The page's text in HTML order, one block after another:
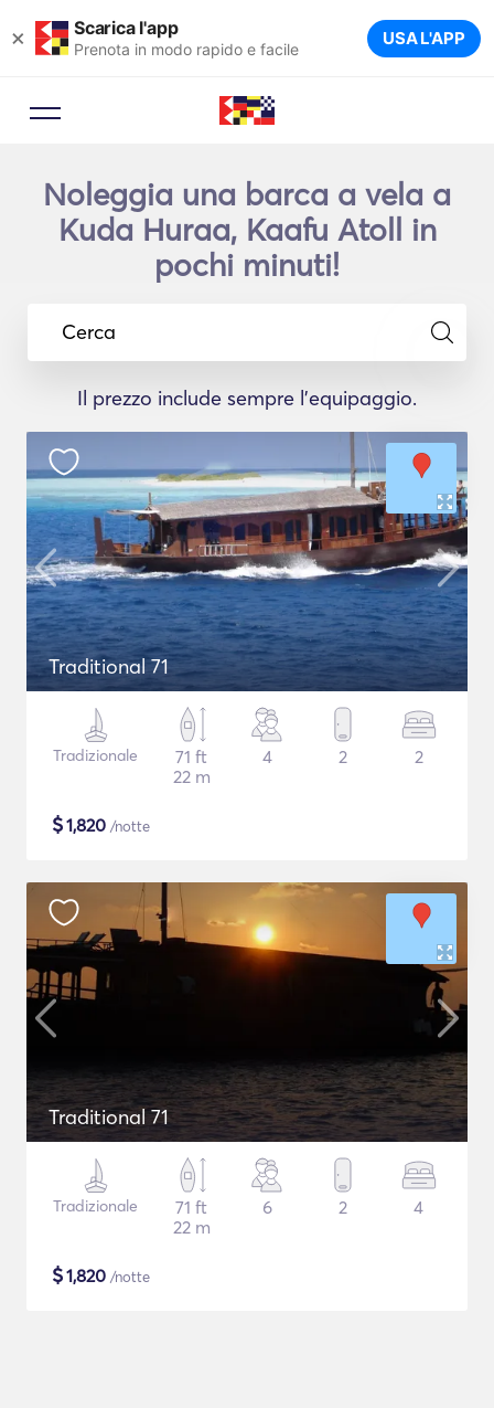
× Scarica l'app
Prenota in modo rapido e facile USA L'APP
Noleggia una barca a vela a
Kuda Huraa, Kaafu Atoll in
pochi minuti!
Cerca
Il prezzo include sempre l'equipaggio.
Traditional 71
Tradizionale
71 ft
22 m
4 2 2
$1,820 /notte
Traditional 71
Tradizionale
71 ft
22 m
6 2 4
$1,820 /notte